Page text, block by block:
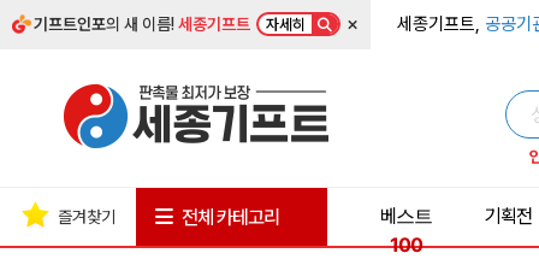
기프트인포의 새 이름!세종기프트 자세히 × 세종기프트, 공공기
즐겨찾기 전체 카테고리
베스트
100
기획전